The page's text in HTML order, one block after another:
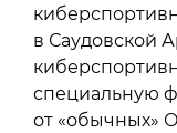
в Саудовской
специальную
от «обычных»